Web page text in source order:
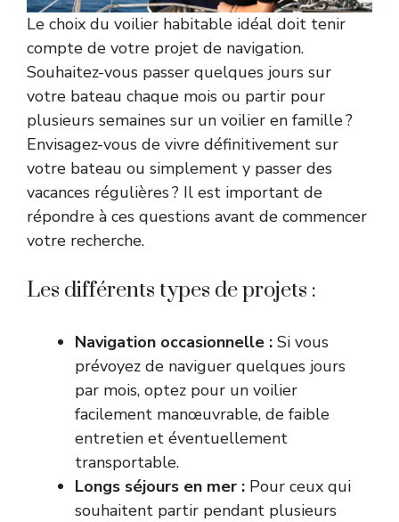
Le choix du voilier habitable idéal doit tenir
compte de votre projet de navigation.
Souhaitez-vous passer quelques jours sur
votre bateau chaque mois ou partir pour
plusieurs semaines sur un voilier en famille?
Envisagez-vous de vivre définitivement sur
votre bateau ou simplement y passer des
vacances régulières ? Il est important de
répondre à ces questions avant de commencer
votre recherche.
Les différents types de projets :
Navigation occasionnelle : Si vous
prévoyez de naviguer quelques jours
par mois, optez pour un voilier
facilement manœuvrable, de faible
entretien et éventuellement
transportable.
Longs séjours en mer : Pour ceux qui
souhaitent partir pendant plusieurs